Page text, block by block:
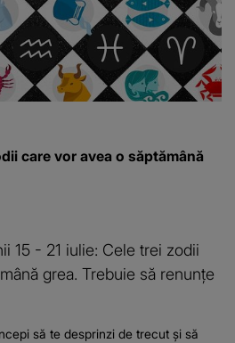
care vor avea o săptămână
15 - 21 iulie: Cele trei zodii
grea. Trebuie să renunțe
să te desprinzi de trecut și să